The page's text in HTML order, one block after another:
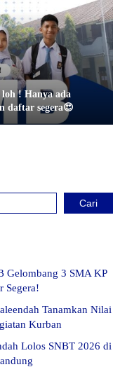
! Hanya ada
daftar segera😍
Cari
Gelombang 3 SMA KP
Segera!
Tanamkan Nilai
Kurban
Lolos SNBT 2026 di